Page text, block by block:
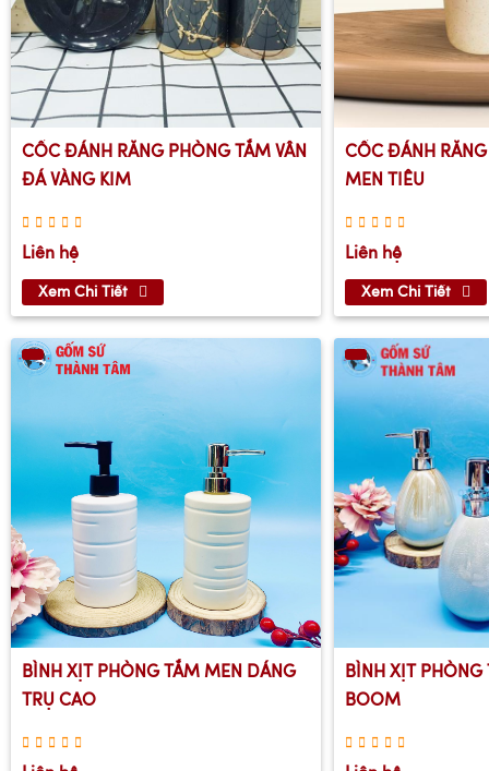
CỐC ĐÁNH RĂNG PHÒNG TẮM VÂN
ĐÁ VÀNG KIM
Liên hệ
Xem Chi Tiết
CỐC ĐÁNH
MEN TIÊU
Liên hệ
Xem Chi Tiết
BÌNH XỊT PHÒNG TẮM MEN DÁNG
TRỤ CAO
BÌNH XỊT
BOOM